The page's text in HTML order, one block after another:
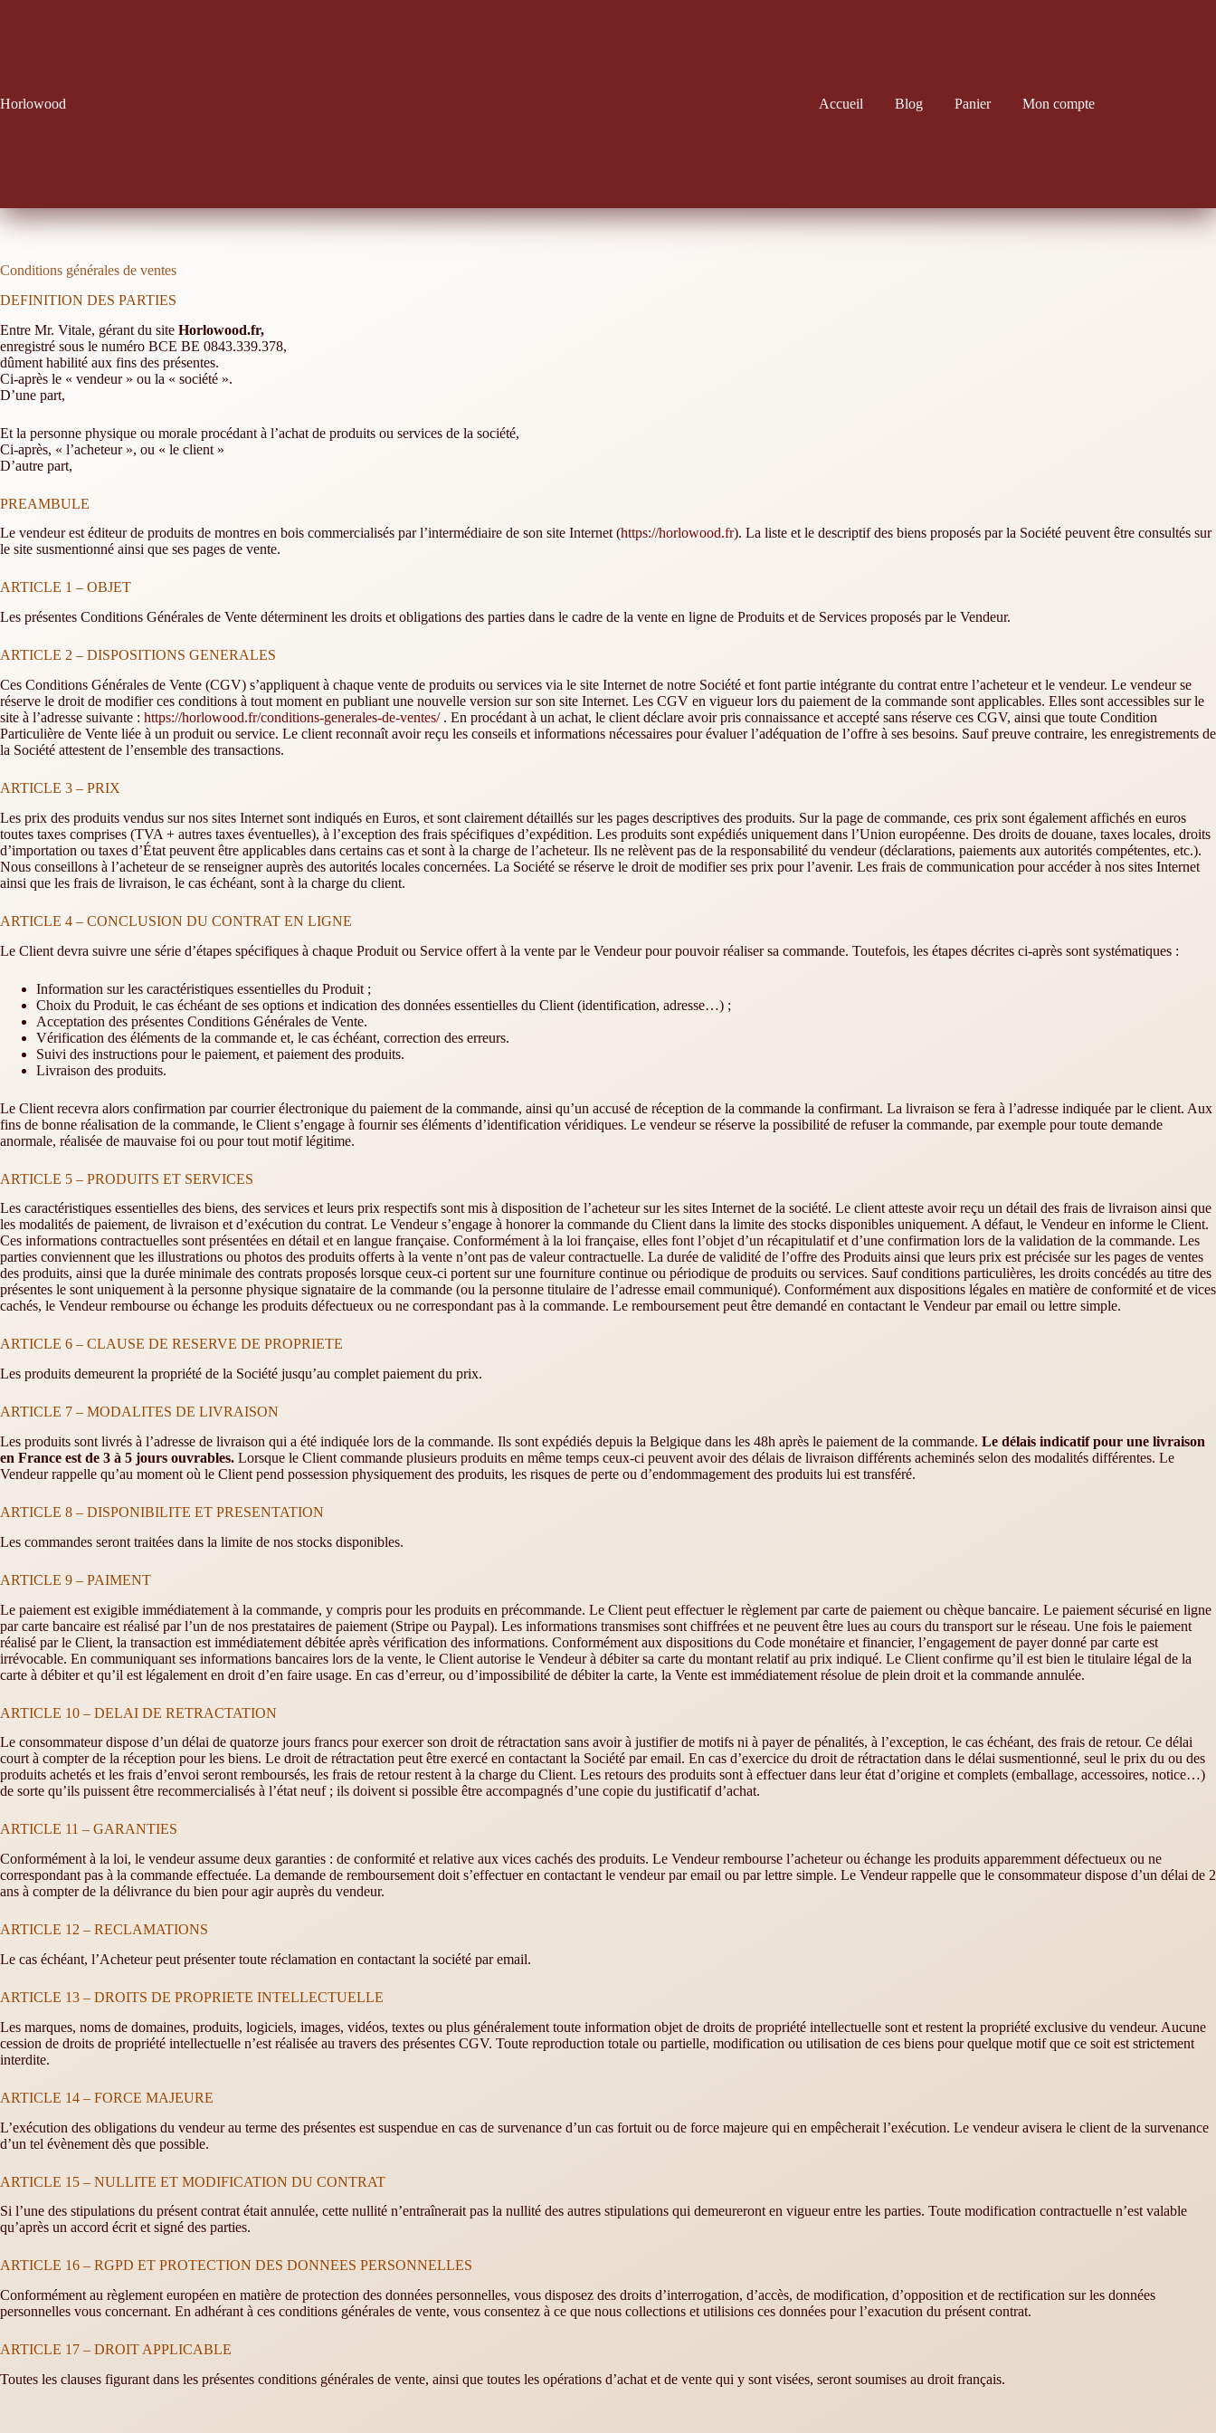
Horlowood Accueil Blog Panier Mon compte
Conditions générales de ventes
DEFINITION DES PARTIES
Entre Mr. Vitale, gérant du site Horlowood.fr,
enregistré sous le numéro BCE BE 0843.339.378,
dûment habilité aux fins des présentes.
Ci-après le « vendeur » ou la « société ».
D’une part,
Et la personne physique ou morale procédant à l’achat de produits ou services de la société,
Ci-après, « l’acheteur », ou « le client »
D’autre part,
PREAMBULE
Le vendeur est éditeur de produits de montres en bois commercialisés par l’intermédiaire de son site Internet (https://horlowood.fr). La liste et le descriptif des biens proposés par la Société peuvent être consultés sur
le site susmentionné ainsi que ses pages de vente.
ARTICLE 1 – OBJET
Les présentes Conditions Générales de Vente déterminent les droits et obligations des parties dans le cadre de la vente en ligne de Produits et de Services proposés par le Vendeur.
ARTICLE 2 – DISPOSITIONS GENERALES
Ces Conditions Générales de Vente (CGV) s’appliquent à chaque vente de produits ou services via le site Internet de notre Société et font partie intégrante du contrat entre l’acheteur et le vendeur. Le vendeur se
réserve le droit de modifier ces conditions à tout moment en publiant une nouvelle version sur son site Internet. Les CGV en vigueur lors du paiement de la commande sont applicables. Elles sont accessibles sur le
site à l’adresse suivante : https://horlowood.fr/conditions-generales-de-ventes/. En procédant à un achat, le client déclare avoir pris connaissance et accepté sans réserve ces CGV, ainsi que toute Condition
Particulière de Vente liée à un produit ou service. Le client reconnaît avoir reçu les conseils et informations nécessaires pour évaluer l’adéquation de l’offre à ses besoins. Sauf preuve contraire, les enregistrements de
la Société attestent de l’ensemble des transactions.
ARTICLE 3 – PRIX
Les prix des produits vendus sur nos sites Internet sont indiqués en Euros, et sont clairement détaillés sur les pages descriptives des produits. Sur la page de commande, ces prix sont également affichés en euros
toutes taxes comprises (TVA + autres taxes éventuelles), à l’exception des frais spécifiques d’expédition. Les produits sont expédiés uniquement dans l’Union européenne. Des droits de douane, taxes locales, droits
d’importation ou taxes d’État peuvent être applicables dans certains cas et sont à la charge de l’acheteur. Ils ne relèvent pas de la responsabilité du vendeur (déclarations, paiements aux autorités compétentes, etc.).
Nous conseillons à l’acheteur de se renseigner auprès des autorités locales concernées. La Société se réserve le droit de modifier ses prix pour l’avenir. Les frais de communication pour accéder à nos sites Internet
ainsi que les frais de livraison, le cas échéant, sont à la charge du client.
ARTICLE 4 – CONCLUSION DU CONTRAT EN LIGNE
Le Client devra suivre une série d’étapes spécifiques à chaque Produit ou Service offert à la vente par le Vendeur pour pouvoir réaliser sa commande. Toutefois, les étapes décrites ci-après sont systématiques :
Information sur les caractéristiques essentielles du Produit ;
Choix du Produit, le cas échéant de ses options et indication des données essentielles du Client (identification, adresse…) ;
Acceptation des présentes Conditions Générales de Vente.
Vérification des éléments de la commande et, le cas échéant, correction des erreurs.
Suivi des instructions pour le paiement, et paiement des produits.
Livraison des produits.
Le Client recevra alors confirmation par courrier électronique du paiement de la commande, ainsi qu’un accusé de réception de la commande la confirmant. La livraison se fera à l’adresse indiquée par le client. Aux
fins de bonne réalisation de la commande, le Client s’engage à fournir ses éléments d’identification véridiques. Le vendeur se réserve la possibilité de refuser la commande, par exemple pour toute demande
anormale, réalisée de mauvaise foi ou pour tout motif légitime.
ARTICLE 5 – PRODUITS ET SERVICES
Les caractéristiques essentielles des biens, des services et leurs prix respectifs sont mis à disposition de l’acheteur sur les sites Internet de la société. Le client atteste avoir reçu un détail des frais de livraison ainsi que
les modalités de paiement, de livraison et d’exécution du contrat. Le Vendeur s’engage à honorer la commande du Client dans la limite des stocks disponibles uniquement. A défaut, le Vendeur en informe le Client.
Ces informations contractuelles sont présentées en détail et en langue française. Conformément à la loi française, elles font l’objet d’un récapitulatif et d’une confirmation lors de la validation de la commande. Les
parties conviennent que les illustrations ou photos des produits offerts à la vente n’ont pas de valeur contractuelle. La durée de validité de l’offre des Produits ainsi que leurs prix est précisée sur les pages de ventes
des produits, ainsi que la durée minimale des contrats proposés lorsque ceux-ci portent sur une fourniture continue ou périodique de produits ou services. Sauf conditions particulières, les droits concédés au titre des
présentes le sont uniquement à la personne physique signataire de la commande (ou la personne titulaire de l’adresse email communiqué). Conformément aux dispositions légales en matière de conformité et de vices
cachés, le Vendeur rembourse ou échange les produits défectueux ou ne correspondant pas à la commande. Le remboursement peut être demandé en contactant le Vendeur par email ou lettre simple.
ARTICLE 6 – CLAUSE DE RESERVE DE PROPRIETE
Les produits demeurent la propriété de la Société jusqu’au complet paiement du prix.
ARTICLE 7 – MODALITES DE LIVRAISON
Les produits sont livrés à l’adresse de livraison qui a été indiquée lors de la commande. Ils sont expédiés depuis la Belgique dans les 48h après le paiement de la commande. Le délais indicatif pour une livraison
en France est de 3 à 5 jours ouvrables. Lorsque le Client commande plusieurs produits en même temps ceux-ci peuvent avoir des délais de livraison différents acheminés selon des modalités différentes. Le
Vendeur rappelle qu’au moment où le Client pend possession physiquement des produits, les risques de perte ou d’endommagement des produits lui est transféré.
ARTICLE 8 – DISPONIBILITE ET PRESENTATION
Les commandes seront traitées dans la limite de nos stocks disponibles.
ARTICLE 9 – PAIMENT
Le paiement est exigible immédiatement à la commande, y compris pour les produits en précommande. Le Client peut effectuer le règlement par carte de paiement ou chèque bancaire. Le paiement sécurisé en ligne
par carte bancaire est réalisé par l’un de nos prestataires de paiement (Stripe ou Paypal). Les informations transmises sont chiffrées et ne peuvent être lues au cours du transport sur le réseau. Une fois le paiement
réalisé par le Client, la transaction est immédiatement débitée après vérification des informations. Conformément aux dispositions du Code monétaire et financier, l’engagement de payer donné par carte est
irrévocable. En communiquant ses informations bancaires lors de la vente, le Client autorise le Vendeur à débiter sa carte du montant relatif au prix indiqué. Le Client confirme qu’il est bien le titulaire légal de la
carte à débiter et qu’il est légalement en droit d’en faire usage. En cas d’erreur, ou d’impossibilité de débiter la carte, la Vente est immédiatement résolue de plein droit et la commande annulée.
ARTICLE 10 – DELAI DE RETRACTATION
Le consommateur dispose d’un délai de quatorze jours francs pour exercer son droit de rétractation sans avoir à justifier de motifs ni à payer de pénalités, à l’exception, le cas échéant, des frais de retour. Ce délai
court à compter de la réception pour les biens. Le droit de rétractation peut être exercé en contactant la Société par email. En cas d’exercice du droit de rétractation dans le délai susmentionné, seul le prix du ou des
produits achetés et les frais d’envoi seront remboursés, les frais de retour restent à la charge du Client. Les retours des produits sont à effectuer dans leur état d’origine et complets (emballage, accessoires, notice…)
de sorte qu’ils puissent être recommercialisés à l’état neuf ; ils doivent si possible être accompagnés d’une copie du justificatif d’achat.
ARTICLE 11 – GARANTIES
Conformément à la loi, le vendeur assume deux garanties : de conformité et relative aux vices cachés des produits. Le Vendeur rembourse l’acheteur ou échange les produits apparemment défectueux ou ne
correspondant pas à la commande effectuée. La demande de remboursement doit s’effectuer en contactant le vendeur par email ou par lettre simple. Le Vendeur rappelle que le consommateur dispose d’un délai de 2
ans à compter de la délivrance du bien pour agir auprès du vendeur.
ARTICLE 12 – RECLAMATIONS
Le cas échéant, l’Acheteur peut présenter toute réclamation en contactant la société par email.
ARTICLE 13 – DROITS DE PROPRIETE INTELLECTUELLE
Les marques, noms de domaines, produits, logiciels, images, vidéos, textes ou plus généralement toute information objet de droits de propriété intellectuelle sont et restent la propriété exclusive du vendeur. Aucune
cession de droits de propriété intellectuelle n’est réalisée au travers des présentes CGV. Toute reproduction totale ou partielle, modification ou utilisation de ces biens pour quelque motif que ce soit est strictement
interdite.
ARTICLE 14 – FORCE MAJEURE
L’exécution des obligations du vendeur au terme des présentes est suspendue en cas de survenance d’un cas fortuit ou de force majeure qui en empêcherait l’exécution. Le vendeur avisera le client de la survenance
d’un tel évènement dès que possible.
ARTICLE 15 – NULLITE ET MODIFICATION DU CONTRAT
Si l’une des stipulations du présent contrat était annulée, cette nullité n’entraînerait pas la nullité des autres stipulations qui demeureront en vigueur entre les parties. Toute modification contractuelle n’est valable
qu’après un accord écrit et signé des parties.
ARTICLE 16 – RGPD ET PROTECTION DES DONNEES PERSONNELLES
Conformément au règlement européen en matière de protection des données personnelles, vous disposez des droits d’interrogation, d’accès, de modification, d’opposition et de rectification sur les données
personnelles vous concernant. En adhérant à ces conditions générales de vente, vous consentez à ce que nous collections et utilisions ces données pour l’exacution du présent contrat.
ARTICLE 17 – DROIT APPLICABLE
Toutes les clauses figurant dans les présentes conditions générales de vente, ainsi que toutes les opérations d’achat et de vente qui y sont visées, seront soumises au droit français.